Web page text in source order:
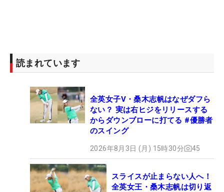
読まれています
全英女子V・桑木志帆はなぜダフら
ない？ 実は右ヒジをリリースする
からダウンブローに打てる #優勝者
のスイング
2026年8月3日 (月) 15時30分 45
スライスが止まらない人へ！
全英女王・桑木志帆は切り返